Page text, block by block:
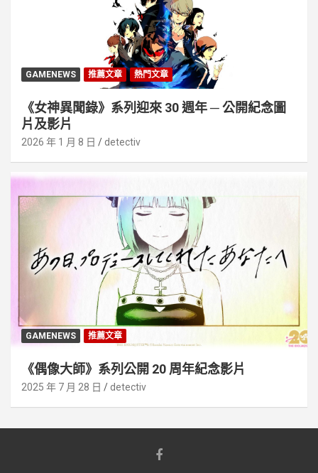
GAMENEWS 推薦文章 熱門文章
《女神異聞錄》系列迎來 30 週年 ─ 公開紀念圖
片及影片
2026 年 1 月 8 日 detectiv
GAMENEWS 推薦文章
《偶像大師》系列公開 20 周年紀念影片
2025 年 7 月 28 日 detectiv